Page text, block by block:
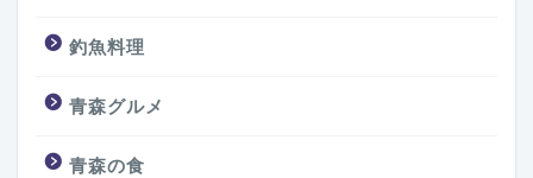
釣魚料理
青森グルメ
青森の食